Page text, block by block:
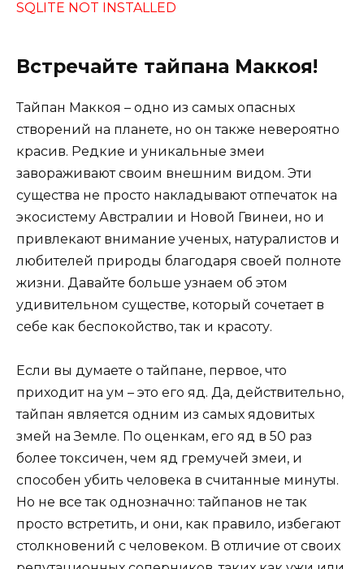
SQLITE NOT INSTALLED
Встречайте тайпана Маккоя!
Тайпан Маккоя – одно из самых опасных
створений на планете, но он также невероятно
красив. Редкие и уникальные змеи
завораживают своим внешним видом. Эти
существа не просто накладывают отпечаток на
экосистему Австралии и Новой Гвинеи, но и
привлекают внимание ученых, натуралистов и
любителей природы благодаря своей полноте
жизни. Давайте больше узнаем об этом
удивительном существе, который сочетает в
себе как беспокойство, так и красоту.
Если вы думаете о тайпане, первое, что
приходит на ум – это его яд. Да, действительно,
тайпан является одним из самых ядовитых
змей на Земле. По оценкам, его яд в 50 раз
более токсичен, чем яд гремучей змеи, и
способен убить человека в считанные минуты.
Но не все так однозначно: тайпанов не так
просто встретить, и они, как правило, избегают
столкновений с человеком. В отличие от своих